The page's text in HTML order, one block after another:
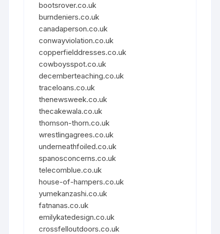
bootsrover.co.uk
burndeniers.co.uk
canadaperson.co.uk
conwayviolation.co.uk
copperfielddresses.co.uk
cowboysspot.co.uk
decemberteaching.co.uk
traceloans.co.uk
thenewsweek.co.uk
thecakewala.co.uk
thomson-thorn.co.uk
wrestlingagrees.co.uk
underneathfoiled.co.uk
spanosconcerns.co.uk
telecomblue.co.uk
house-of-hampers.co.uk
yumekanzashi.co.uk
fatnanas.co.uk
emilykatedesign.co.uk
crossfelloutdoors.co.uk